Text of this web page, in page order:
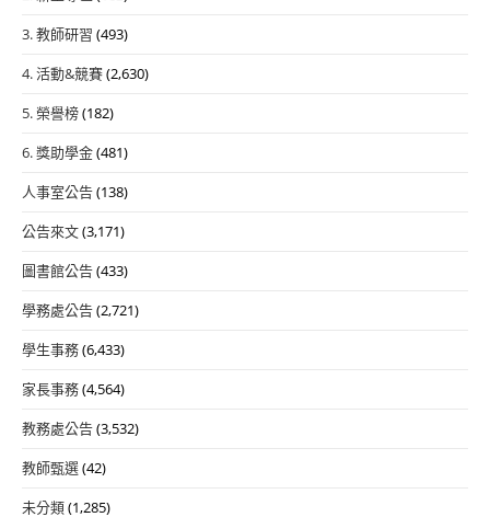
3. 教師研習 (493)
4. 活動&競賽(2,630)
5. 榮譽榜(182)
6. 獎助學金(481)
人事室公告(138)
公告來文(3,171)
圖書館公告(433)
學務處公告(2,721)
學生事務(6,433)
家長事務(4,564)
教務處公告(3,532)
教師甄選(42)
未分類(1,285)